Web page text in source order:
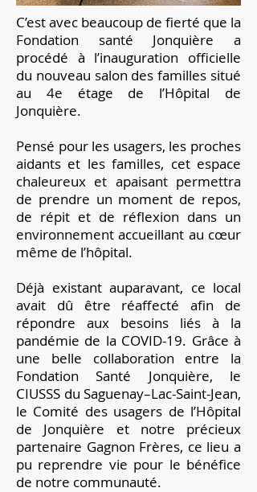
C’est avec beaucoup de fierté que la
Fondation santé Jonquière a
procédé à l’inauguration officielle
du nouveau salon des familles situé
au 4e étage de l’Hôpital de
Jonquière.
Pensé pour les usagers, les proches
aidants et les familles, cet espace
chaleureux et apaisant permettra
de prendre un moment de repos,
de répit et de réflexion dans un
environnement accueillant au cœur
même de l’hôpital.
Déjà existant auparavant, ce local
avait dû être réaffecté afin de
répondre aux besoins liés à la
pandémie de la COVID-19. Grâce à
une belle collaboration entre la
Fondation Santé Jonquière, le
CIUSSS du Saguenay–Lac-Saint-Jean,
le Comité des usagers de l’Hôpital
de Jonquière et notre précieux
partenaire Gagnon Frères, ce lieu a
pu reprendre vie pour le bénéfice
de notre communauté.